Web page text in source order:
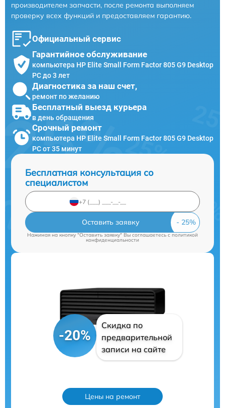
производителем запчасти, после ремонта выполняем
проверку всех функций и предоставляем гарантию.
Официальный сервис
Гарантийное обслуживание
компьютера HP Elite Small Form Factor 805 G9 Desktop
PC до 3 лет
Диагностика за наш счет,
ремонт по желанию
Бесплатный выезд курьера
в день обращения
Срочный ремонт
компьютера HP Elite Small Form Factor 805 G9 Desktop
PC от 35 минут
Бесплатная консультация со
специалистом
Оставить заявку
Нажимая на кнопку "Оставить заявку" Вы соглашаетесь cполитикой
конфиденциальности
-20%
Скидка по
предварительной
записи на сайте
Цены на ремонт